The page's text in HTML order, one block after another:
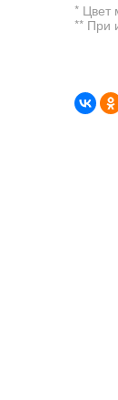
* Цвет
** При